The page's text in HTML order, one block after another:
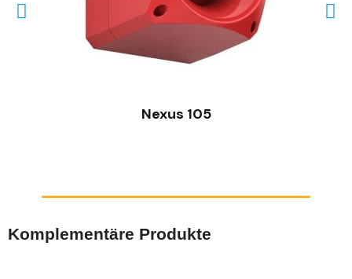
SCHNELLANSICHT
Nexus 105
Komplementäre Produkte